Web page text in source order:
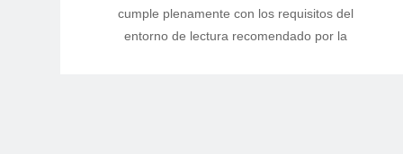
Productos de Módulos de Alto
Brillo de Control Industrial
cumple plenamente con los requisitos del
entorno de lectura recomendado por la